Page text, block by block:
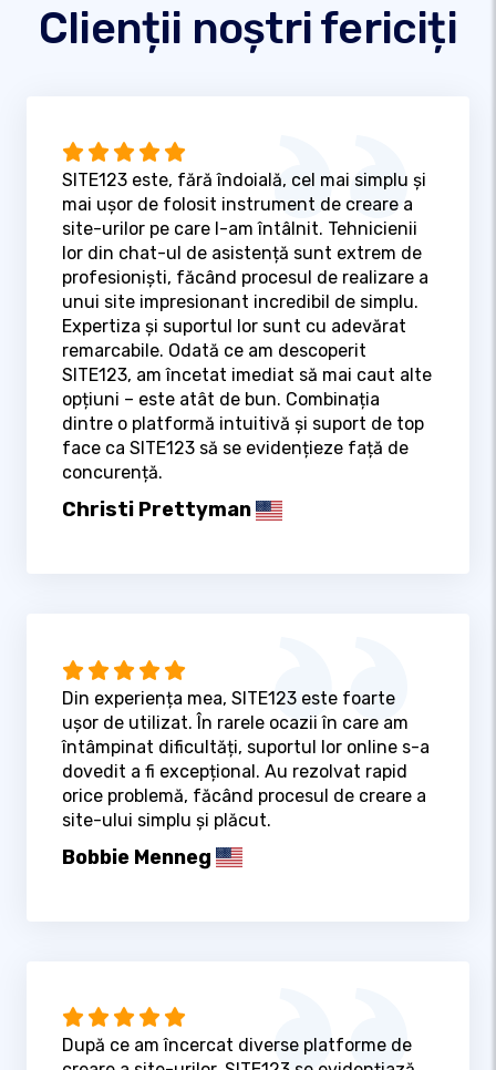
Clienții noștri fericiți
SITE123 este, fără îndoială, cel mai simplu și
mai ușor de folosit instrument de creare a
site-urilor pe care l-am întâlnit. Tehnicienii
lor din chat-ul de asistență sunt extrem de
profesioniști, făcând procesul de realizare a
unui site impresionant incredibil de simplu.
Expertiza și suportul lor sunt cu adevărat
remarcabile. Odată ce am descoperit
SITE123, am încetat imediat să mai caut alte
opțiuni – este atât de bun. Combinația
dintre o platformă intuitivă și suport de top
face ca SITE123 să se evidențieze față de
concurență.
Christi Prettyman
Din experiența mea, SITE123 este foarte
ușor de utilizat. În rarele ocazii în care am
întâmpinat dificultăți, suportul lor online s-a
dovedit a fi excepțional. Au rezolvat rapid
orice problemă, făcând procesul de creare a
site-ului simplu și plăcut.
Bobbie Menneg
După ce am încercat diverse platforme de